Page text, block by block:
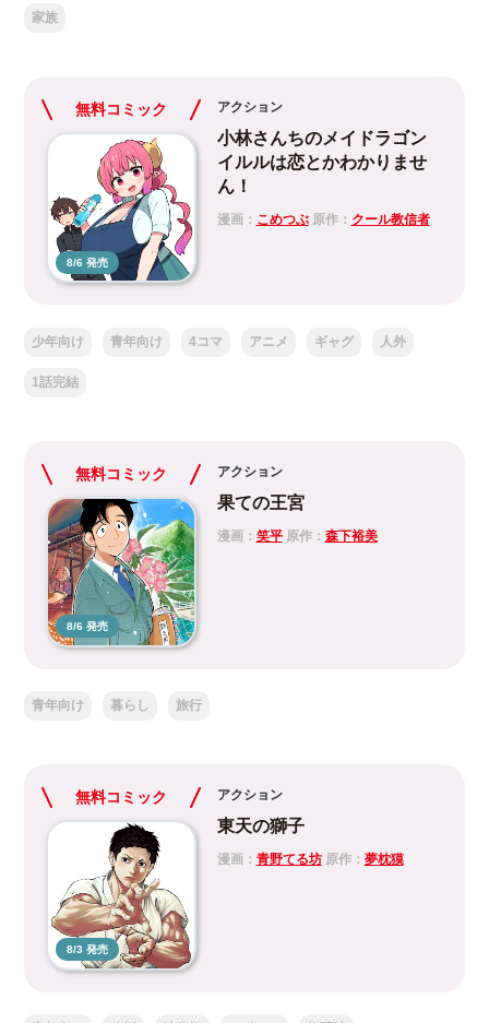
家族
無料コミック
8/6 発売
アクション
小林さんちのメイドラゴン
イルルは恋とかわかりませ
ん！
漫画： こめつぶ原作： クール教信者
少年向け 青年向け 4コマ アニメ ギャグ 人外
1話完結
無料コミック
8/6 発売
アクション
果ての王宮
漫画： 笑平原作： 森下裕美
青年向け 暮らし 旅行
無料コミック
8/3 発売
アクション
東天の獅子
漫画： 青野てる坊原作： 夢枕獏